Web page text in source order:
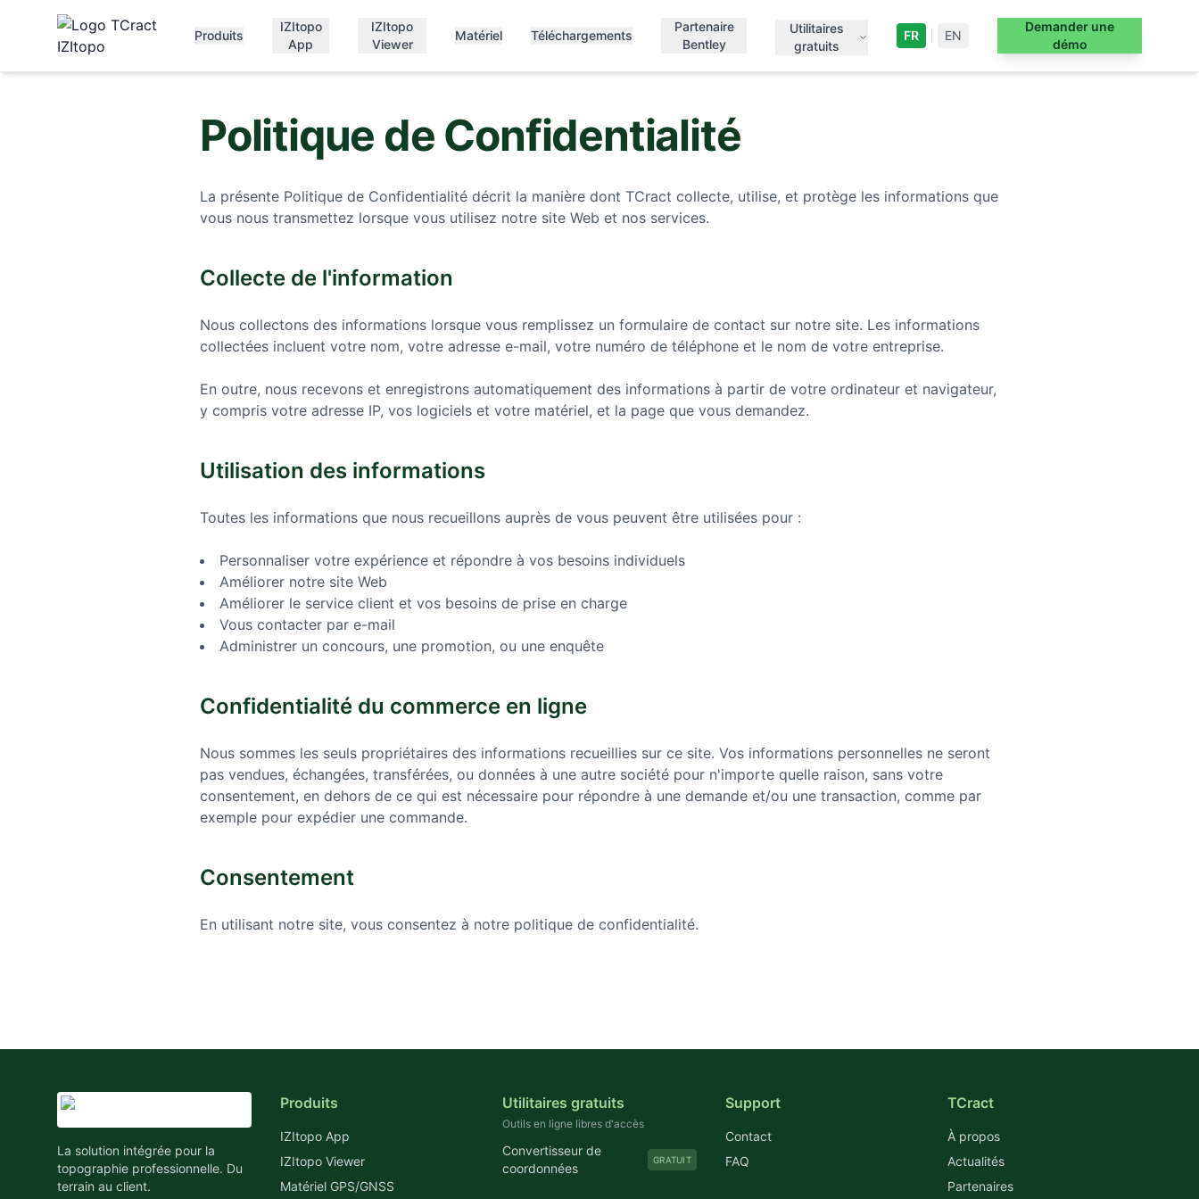
Produits
IZItopo
App
IZItopo
Viewer
Matériel Téléchargements
Partenaire
Bentley
Utilitaires
gratuits
FR EN
Demander une
démo
Politique de Confidentialité
La présente Politique de Confidentialité décrit la manière dont TCract collecte, utilise, et protège les informations que
vous nous transmettez lorsque vous utilisez notre site Web et nos services.
Collecte de l'information
Nous collectons des informations lorsque vous remplissez un formulaire de contact sur notre site. Les informations
collectées incluent votre nom, votre adresse e-mail, votre numéro de téléphone et le nom de votre entreprise.
En outre, nous recevons et enregistrons automatiquement des informations à partir de votre ordinateur et navigateur,
y compris votre adresse IP, vos logiciels et votre matériel, et la page que vous demandez.
Utilisation des informations
Toutes les informations que nous recueillons auprès de vous peuvent être utilisées pour :
Personnaliser votre expérience et répondre à vos besoins individuels
Améliorer notre site Web
Améliorer le service client et vos besoins de prise en charge
Vous contacter par e-mail
Administrer un concours, une promotion, ou une enquête
Confidentialité du commerce en ligne
Nous sommes les seuls propriétaires des informations recueillies sur ce site. Vos informations personnelles ne seront
pas vendues, échangées, transférées, ou données à une autre société pour n'importe quelle raison, sans votre
consentement, en dehors de ce qui est nécessaire pour répondre à une demande et/ou une transaction, comme par
exemple pour expédier une commande.
Consentement
En utilisant notre site, vous consentez à notre politique de confidentialité.
La solution intégrée pour la
topographie professionnelle. Du
terrain au client.
Produits
IZItopo App
IZItopo Viewer
Matériel GPS/GNSS
Utilitaires gratuits
Outils en ligne libres d'accès
Convertisseur de
coordonnées
GRATUIT
Support
Contact
FAQ
TCract
À propos
Actualités
Partenaires